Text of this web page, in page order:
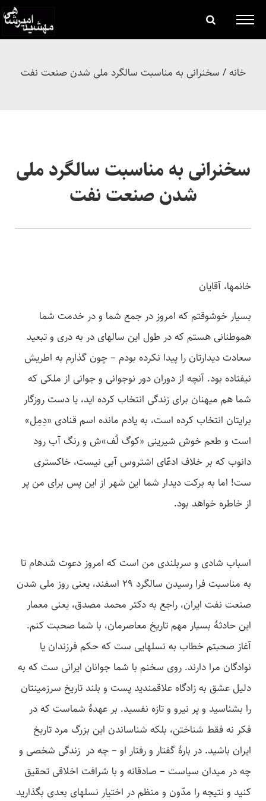
خانه/ سخنرانی به مناسبت سالگرد ملی شدن صنعت نفت
سخنرانی به مناسبت سالگرد ملی
شدن صنعت نفت
خانم­ها، آقایان
بسیار خوشوقتم که امروز در جمع شما و در خدمت شما
هموطنانی هستم که در طول این سال­های در به دری و تبعید
سعادت دیدارتان را پیدا نکرده بودم – چون گذارم به اطریش
نیفتاده بود. آنچه از دوران دور نوجوانی و جوانی از ملکی که
شما هم ­میهنان برای زندگی انتخاب کرده­ اید، یا دست روزگار
برایتان انتخاب کرده است، به یادم مانده اسم قنادی «دِمِل»
است و طعم خوش شیرینی «کوگ لُف»ش و رنگ آب رود
دانوب که بر خلاف ادعّای اشتروس آبی نیست، خاکستری
ست! اما به برکت دیدار شما این شهر از این پس برای من پر
از خاطره خواهد بود.
اسباب شادی و سربلندی من است که امروز دعوت شده­ام تا
به مناسبت فرا رسیدن سالگرد 29 اسفند، یعنی روز ملی شدن
صنعت نفت ایران، راجع به دکتر محمد مصدق، یعنی معمار
این حادثۀ بسیار مهم تاریخ معاصرمان، با شما صحبت کنم.
آغاز صحبتم خطاب به نسل­هایی ست که حکم فرزندان یا
نوادگان مرا دارند. روی سخنم با شما جوانان ایرانی ست که به
دلیل عشق به زادگاه علاقمندید پست و بلند تاریخ سرزمینتان
را بشناسید و پر نیرو و تازه نفسید. بر عهدۀ شماست که در
فکر نه فقط شناختن، بلکه شناساندن این بزرگ مرد تاریخ
ایران باشید. در بارۀ گفتار و رفتار او – چه در زندگی شخصی و
چه در میدان سیاست – صادقانه و با شرافت اخلاقی تحقیق
کنید و نتیجه را مدّون و منظم در اختیار نسل­های بعدی بگذارید